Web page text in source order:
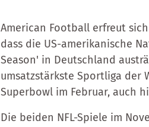
American Football erfreut
dass die US-amerikanische
Season' in Deutschland
umsatzstärkste Sportliga der
Superbowl im Februar, auch
Die beiden NFL-Spiele im